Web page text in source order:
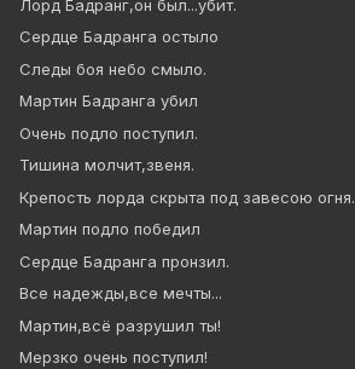
Лорд Бадранг,он был...убит.
Сердце Бадранга остыло
Следы боя небо смыло.
Мартин Бадранга убил
Очень подло поступил.
Тишина молчит,звеня.
Крепость лорда скрыта под завесою огня.
Мартин подло победил
Сердце Бадранга пронзил.
Все надежды,все мечты...
Мартин,всё разрушил ты!
Мерзко очень поступил!